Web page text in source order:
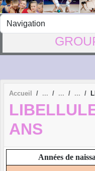
Accueil
ANS
Années de